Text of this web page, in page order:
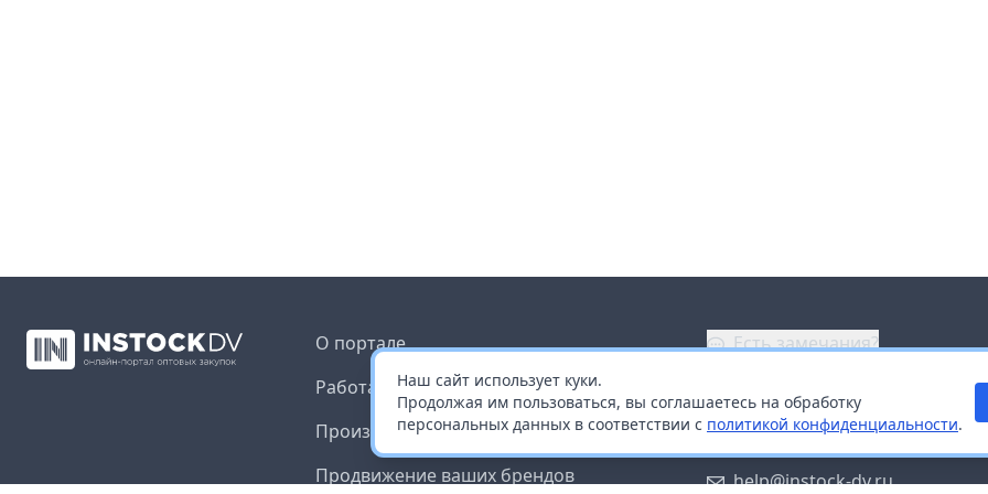
Наш сайт использует куки.
Продолжая им пользоваться, вы соглашаетесь на обработку
персональных данных в соответствии с политикой конфиденциальности.
О портале
Работа с платформой
Производителям и дистрибьюторам
Продвижение ваших брендов
Есть замечания?
Заказать звонок
help@instock-dv.ru